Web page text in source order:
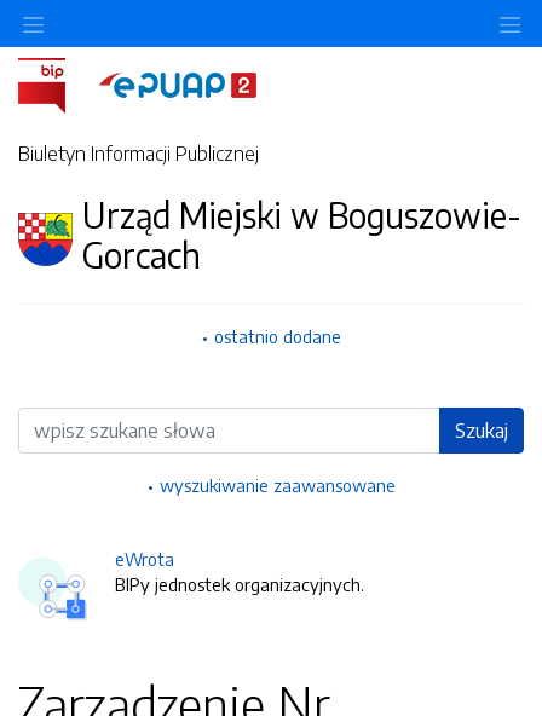
Biuletyn Informacji Publicznej
Urząd Miejski w Boguszowie-
Gorcach
ostatnio dodane
Wyszukiwarka Szukaj
wyszukiwanie zaawansowane
eWrota
BIPy jednostek organizacyjnych.
Zarządzenie Nr